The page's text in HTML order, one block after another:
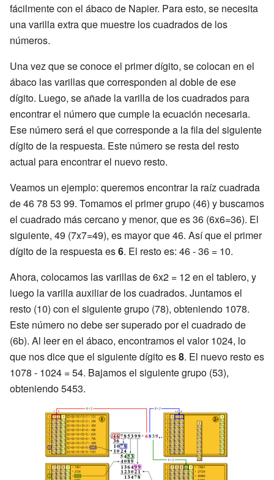
fácilmente con el ábaco de Napier. Para esto, se necesita
una varilla extra que muestre los cuadrados de los
números.
Una vez que se conoce el primer dígito, se colocan en el
ábaco las varillas que corresponden al doble de ese
dígito. Luego, se añade la varilla de los cuadrados para
encontrar el número que cumple la ecuación necesaria.
Ese número será el que corresponde a la fila del siguiente
dígito de la respuesta. Este número se resta del resto
actual para encontrar el nuevo resto.
Veamos un ejemplo: queremos encontrar la raíz cuadrada
de 46 78 53 99. Tomamos el primer grupo (46) y buscamos
el cuadrado más cercano y menor, que es 36 (6x6=36). El
siguiente, 49 (7x7=49), es mayor que 46. Así que el primer
dígito de la respuesta es6. El resto es: 46 - 36 = 10.
Ahora, colocamos las varillas de 6x2 = 12 en el tablero, y
luego la varilla auxiliar de los cuadrados. Juntamos el
resto (10) con el siguiente grupo (78), obteniendo 1078.
Este número no debe ser superado por el cuadrado de
(6b). Al leer en el ábaco, encontramos el valor 1024, lo
que nos dice que el siguiente dígito es8. El nuevo resto es
1078 - 1024 = 54. Bajamos el siguiente grupo (53),
obteniendo 5453.